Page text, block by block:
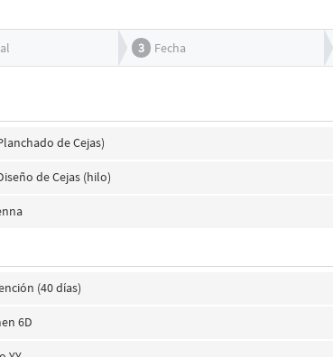
3 Fecha
de Cejas)
de Cejas (hilo)
(40 días)
6D